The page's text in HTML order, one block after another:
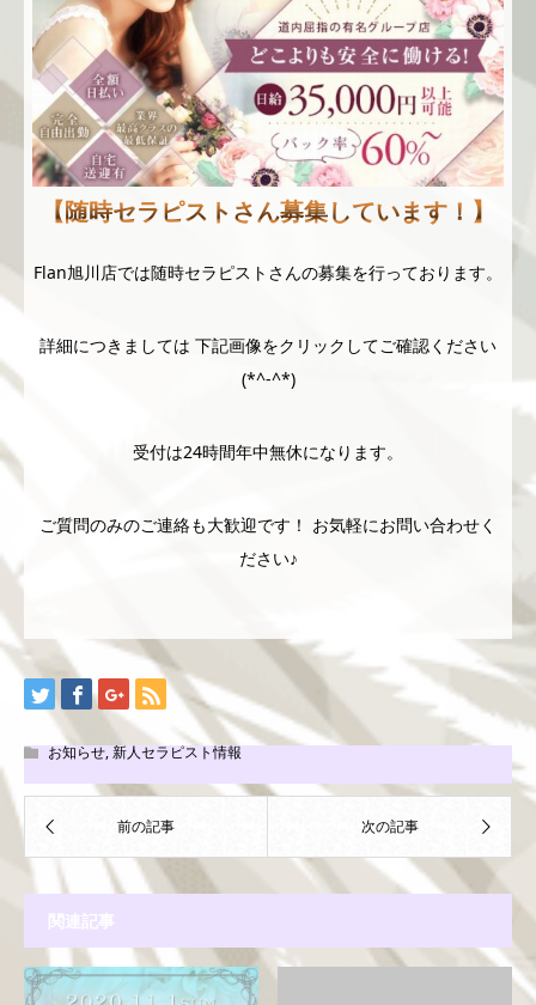
【随時セラピストさん募集しています！】
Flan旭川店では随時セラピストさんの募集を行っております。
詳細につきましては 下記画像をクリックしてご確認ください
(*^-^*)
受付は24時間年中無休になります。
ご質問のみのご連絡も大歓迎です！ お気軽にお問い合わせく
ださい♪
お知らせ,新人セラピスト情報
関連記事